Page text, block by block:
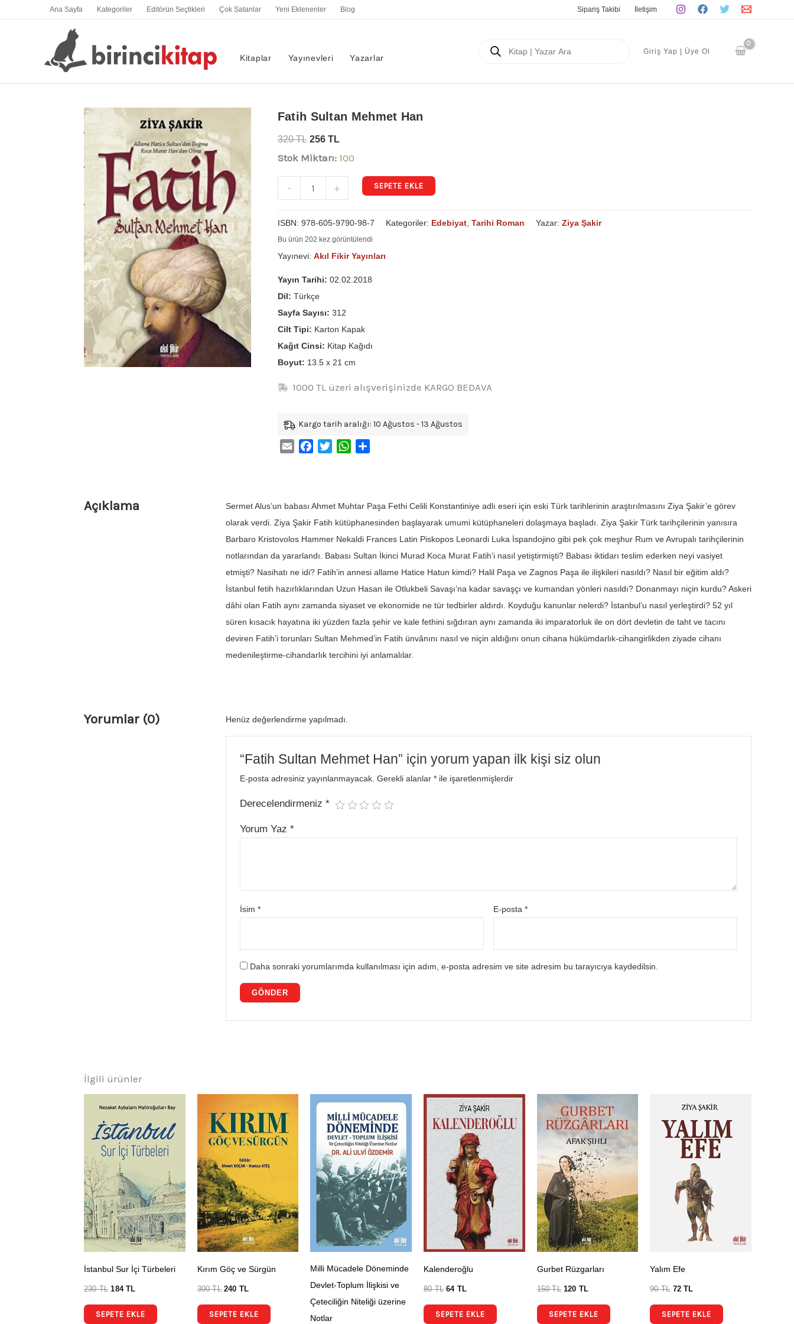
Ana Sayfa Kategoriler Editörün Seçtikleri Çok Satanlar Yeni Eklenenler Blog Sipariş Takibi İletişim
Kitaplar Yayınevleri Yazarlar
search
Giriş Yap | Üye Ol
Fatih Sultan Mehmet Han
320TL 256 TL
Stok Miktarı: 100
-
Fatih
Han
+ SEPETE EKLE
ISBN: 978-605-9790-98-7 Kategoriler: Edebiyat, Tarihi Roman Yazar: Ziya Şakir
Bu ürün 202 kez görüntülendi
Yayınevi: Akıl Fikir Yayınları
Yayın Tarihi: 02.02.2018
Dil: Türkçe
Sayfa Sayısı: 312
Cilt Tipi: Karton Kapak
Kağıt Cinsi: Kitap Kağıdı
Boyut: 13.5 x 21 cm
1000 TL üzeri alışverişinizde KARGO BEDAVA
Kargo tarih aralığı: 10 Ağustos - 13 Ağustos
Email FacebookTwitterWhatsApp
Açıklama
Sermet Alus’un babası Ahmet Muhtar Paşa Fethi Celili Konstantiniye adlı eseri için eski Türk tarihlerinin araştırılmasını Ziya Şakir’e görev
olarak verdi. Ziya Şakir Fatih kütüphanesinden başlayarak umumi kütüphaneleri dolaşmaya başladı. Ziya Şakir Türk tarihçilerinin yanısıra
Barbaro Kristovolos Hammer Nekaldi Frances Latin Piskopos Leonardi Luka İspandojino gibi pek çok meşhur Rum ve Avrupalı tarihçilerinin
notlarından da yararlandı. Babası Sultan İkinci Murad Koca Murat Fatih’i nasıl yetiştirmişti? Babası iktidarı teslim ederken neyi vasiyet
etmişti? Nasihatı ne idi? Fatih’in annesi allame Hatice Hatun kimdi? Halil Paşa ve Zagnos Paşa ile ilişkileri nasıldı? Nasıl bir eğitim aldı?
İstanbul fetih hazırlıklarından Uzun Hasan ile Otlukbeli Savaşı’na kadar savaşçı ve kumandan yönleri nasıldı? Donanmayı niçin kurdu? Askeri
dâhi olan Fatih aynı zamanda siyaset ve ekonomide ne tür tedbirler aldırdı. Koyduğu kanunlar nelerdi? İstanbul’u nasıl yerleştirdi? 52 yıl
süren kısacık hayatına iki yüzden fazla şehir ve kale fethini sığdıran aynı zamanda iki imparatorluk ile on dört devletin de taht ve tacını
deviren Fatih’i torunları Sultan Mehmed’in Fatih ünvânını nasıl ve niçin aldığını onun cihana hükümdarlık-cihangirlikden ziyade cihanı
medenileştirme-cihandarlık tercihini iyi anlamalılar.
Yorumlar (0) Henüz değerlendirme yapılmadı.
“Fatih Sultan Mehmet Han” için yorum yapan ilk kişi siz olun
E-posta adresiniz yayınlanmayacak. Gerekli alanlar* ile işaretlenmişlerdir
Derecelendirmeniz*
Yorum Yaz*
İsim* E-posta*
Daha sonraki yorumlarımda kullanılması için adım, e-posta adresim ve site adresim bu tarayıcıya kaydedilsin.
İlgili ürünler
İstanbul Sur İçi Türbeleri
230TL 184TL
SEPETE EKLE
Kırım Göç ve Sürgün
300TL 240 TL
SEPETE EKLE
Milli Mücadele Döneminde
Devlet-Toplum İlişkisi ve
Çeteciliğin Niteliği üzerine
Notlar
Kalenderoğlu
80TL 64 TL
SEPETE EKLE
Gurbet Rüzgarları
150TL 120 TL
SEPETE EKLE
Yalım Efe
90TL 72TL
SEPETE EKLE